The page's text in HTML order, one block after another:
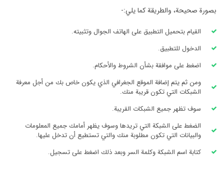
بصورة صحيحة، والطريقة كما يلي:-
القيام بتحميل التطبيق على الهاتف الجوال وتثبيته.
الدخول للتطبيق.
اضغط على موافقة بشأن الشروط والأحكام.
ومن ثم يتم إضافة الموقع الجغرافي الذي يكون خاص بك من أجل معرفة
الشبكات التي تكون قريبة منك.
سوف تظهر جميع الشبكات القريبة.
الضغط على الشبكة التي تريدها وسوف يظهر أمامك جميع المعلومات
والبيانات التي تكون مطلوبة منك والتي تستطيع أن تدخل عليها.
كتابة اسم الشبكة وكلمة السر وبعد ذلك اضغط على تسجيل.